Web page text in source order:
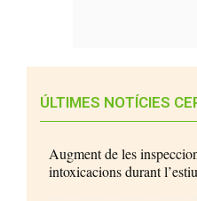
ÚLTIMES NOTÍCIES
Augment de les
intoxicacions durant l’estiu